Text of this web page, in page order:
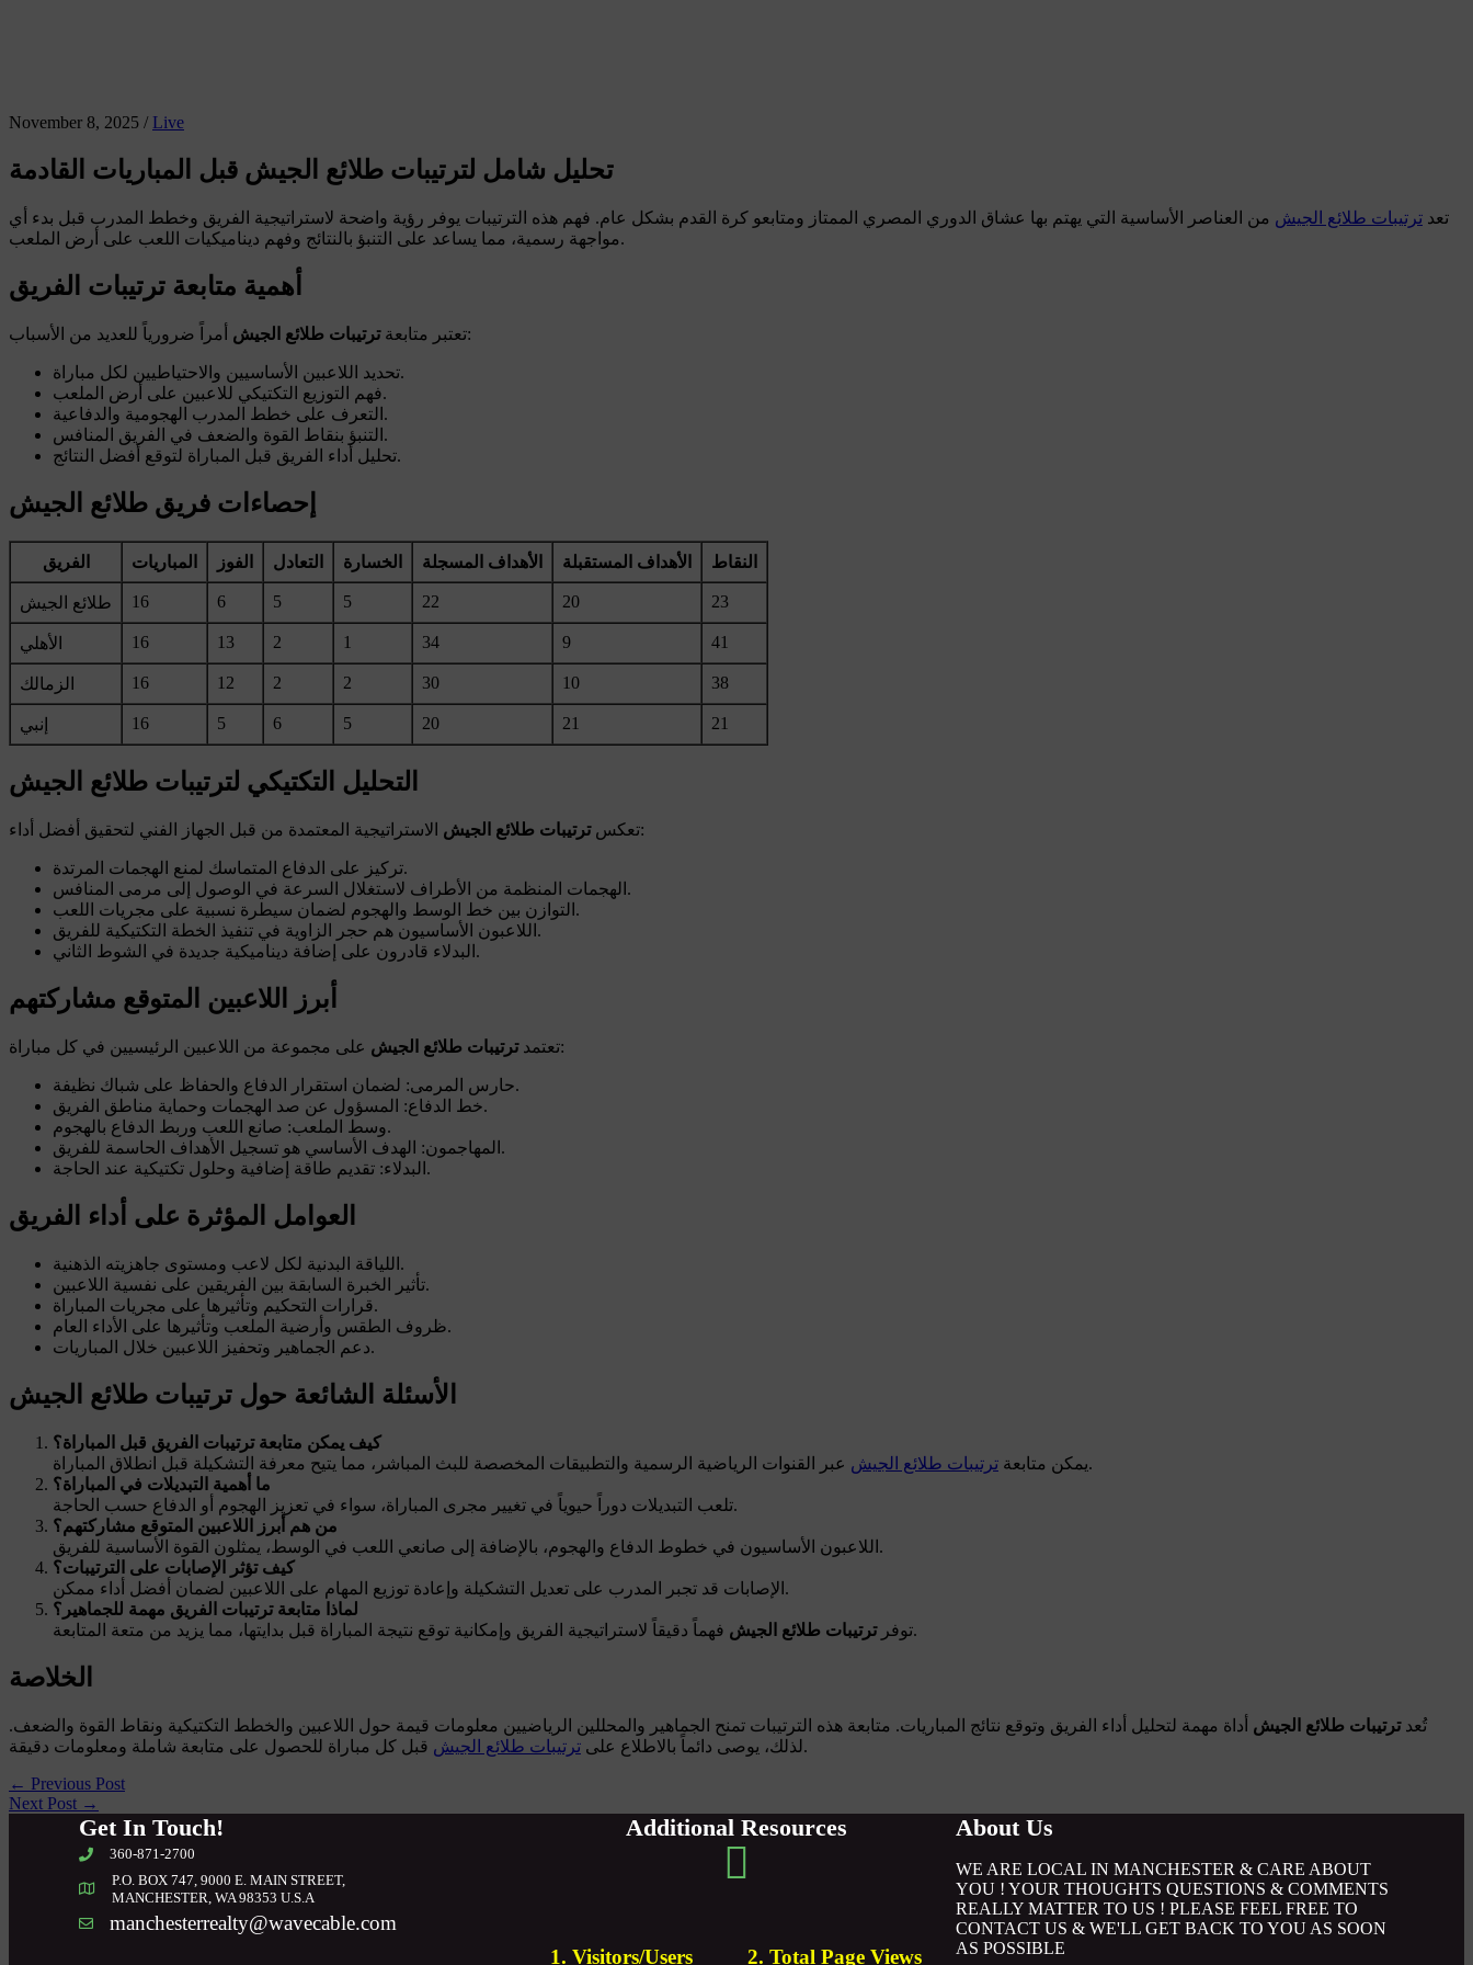
November 8, 2025 / Live
تحليل شامل لترتيبات طلائع الجيش قبل المباريات القادمة
تعد ترتيبات طلائع الجيش من العناصر الأساسية التي يهتم بها عشاق الدوري المصري الممتاز ومتابعو كرة القدم بشكل عام. فهم هذه الترتيبات يوفر رؤية واضحة لاستراتيجية الفريق وخطط المدرب قبل بدء أي
مواجهة رسمية، مما يساعد على التنبؤ بالنتائج وفهم ديناميكيات اللعب على أرض الملعب.
أهمية متابعة ترتيبات الفريق
تعتبر متابعةترتيبات طلائع الجيش أمراً ضرورياً للعديد من الأسباب:
تحديد اللاعبين الأساسيين والاحتياطيين لكل مباراة.
فهم التوزيع التكتيكي للاعبين على أرض الملعب.
التعرف على خطط المدرب الهجومية والدفاعية.
التنبؤ بنقاط القوة والضعف في الفريق المنافس.
تحليل أداء الفريق قبل المباراة لتوقع أفضل النتائج.
إحصاءات فريق طلائع الجيش
الفريق المباريات الفوز التعادل الخسارة الأهداف المسجلة الأهداف المستقبلة النقاط
طلائع الجيش 16 6 5 5 22 20 23
الأهلي 16 13 2 1 34 9 41
الزمالك 16 12 2 2 30 10 38
إنبي 16 5 6 5 20 21 21
التحليل التكتيكي لترتيبات طلائع الجيش
تعكسترتيبات طلائع الجيش الاستراتيجية المعتمدة من قبل الجهاز الفني لتحقيق أفضل أداء:
تركيز على الدفاع المتماسك لمنع الهجمات المرتدة.
الهجمات المنظمة من الأطراف لاستغلال السرعة في الوصول إلى مرمى المنافس.
التوازن بين خط الوسط والهجوم لضمان سيطرة نسبية على مجريات اللعب.
اللاعبون الأساسيون هم حجر الزاوية في تنفيذ الخطة التكتيكية للفريق.
البدلاء قادرون على إضافة ديناميكية جديدة في الشوط الثاني.
أبرز اللاعبين المتوقع مشاركتهم
تعتمدترتيبات طلائع الجيش على مجموعة من اللاعبين الرئيسيين في كل مباراة:
حارس المرمى: لضمان استقرار الدفاع والحفاظ على شباك نظيفة.
خط الدفاع: المسؤول عن صد الهجمات وحماية مناطق الفريق.
وسط الملعب: صانع اللعب وربط الدفاع بالهجوم.
المهاجمون: الهدف الأساسي هو تسجيل الأهداف الحاسمة للفريق.
البدلاء: تقديم طاقة إضافية وحلول تكتيكية عند الحاجة.
العوامل المؤثرة على أداء الفريق
اللياقة البدنية لكل لاعب ومستوى جاهزيته الذهنية.
تأثير الخبرة السابقة بين الفريقين على نفسية اللاعبين.
قرارات التحكيم وتأثيرها على مجريات المباراة.
ظروف الطقس وأرضية الملعب وتأثيرها على الأداء العام.
دعم الجماهير وتحفيز اللاعبين خلال المباريات.
الأسئلة الشائعة حول ترتيبات طلائع الجيش
كيف يمكن متابعة ترتيبات الفريق قبل المباراة؟
يمكن متابعة ترتيبات طلائع الجيش
عبر القنوات الرياضية الرسمية والتطبيقات المخصصة للبث المباشر، مما يتيح معرفة التشكيلة قبل انطلاق المباراة.
ما أهمية التبديلات في المباراة؟
تلعب التبديلات دوراً حيوياً في تغيير مجرى المباراة، سواء في تعزيز الهجوم أو الدفاع حسب الحاجة.
من هم أبرز اللاعبين المتوقع مشاركتهم؟
اللاعبون الأساسيون في خطوط الدفاع والهجوم، بالإضافة إلى صانعي اللعب في الوسط، يمثلون القوة الأساسية للفريق.
كيف تؤثر الإصابات على الترتيبات؟
الإصابات قد تجبر المدرب على تعديل التشكيلة وإعادة توزيع المهام على اللاعبين لضمان أفضل أداء ممكن.
لماذا متابعة ترتيبات الفريق مهمة للجماهير؟
توفرترتيبات طلائع الجيش فهماً دقيقاً لاستراتيجية الفريق وإمكانية توقع نتيجة المباراة قبل بدايتها، مما يزيد من متعة المتابعة.
الخلاصة
تُعدترتيبات طلائع الجيش أداة مهمة لتحليل أداء الفريق وتوقع نتائج المباريات. متابعة هذه الترتيبات تمنح الجماهير والمحللين الرياضيين معلومات قيمة حول اللاعبين والخطط التكتيكية ونقاط القوة والضعف.
لذلك، يوصى دائماً بالاطلاع على ترتيبات طلائع الجيش
قبل كل مباراة للحصول على متابعة شاملة ومعلومات دقيقة.
← Previous Post
Next Post →
Get In Touch!
360-871-2700
P.O. BOX 747, 9000 E. MAIN STREET,
MANCHESTER, WA 98353 U.S.A
manchesterrealty@wavecable.com
Additional Resources
1. Visitors/Users ____ 2. Total Page Views
About Us
WE ARE LOCAL IN MANCHESTER & CARE ABOUT
YOU ! YOUR THOUGHTS QUESTIONS & COMMENTS
REALLY MATTER TO US ! PLEASE FEEL FREE TO
CONTACT US & WE'LL GET BACK TO YOU AS SOON
AS POSSIBLE